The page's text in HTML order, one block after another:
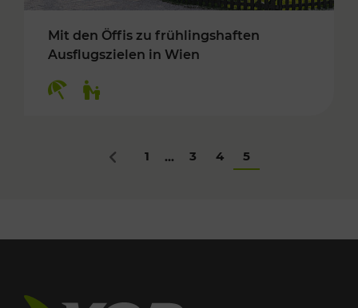
Mit den Öffis zu frühlingshaften
Ausflugszielen in Wien
Zurück
1 ... 3 4 5